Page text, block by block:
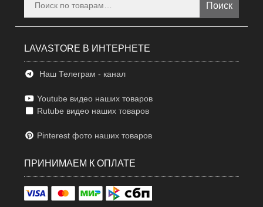
Поиск
LAVASTORE В ИНТЕРНЕТЕ
Наш Телеграм - канал
Youtube видео наших товаров
Rutube видео наших товаров
Pinterest фото наших товаров
ПРИНИМАЕМ К ОПЛАТЕ